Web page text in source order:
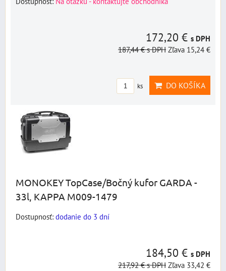
172,20 € s DPH
187,44 €s DPH Zľava 15,24 €
ks DO KOŠÍKA
MONOKEY TopCase/Bočný kufor GARDA -
33l, KAPPA M009-1479
Dostupnosť: dodanie do 3 dní
184,50 € s DPH
217,92 €s DPH Zľava 33,42 €